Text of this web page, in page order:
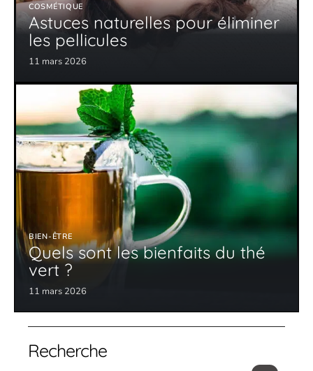
COSMÉTIQUE
Astuces naturelles pour éliminer
les pellicules
11 mars 2026
BIEN-ÊTRE
Quels sont les bienfaits du thé
vert ?
11 mars 2026
Recherche